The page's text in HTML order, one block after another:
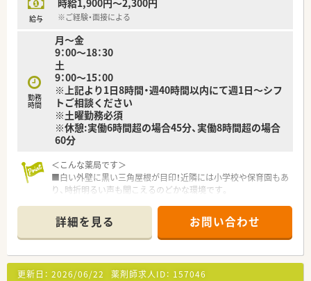
【こんな方にオススメ】
■病院薬剤師としてのキャリアをスタートさせたい未経験の方
■就業時間の相談が可能なため、仕事と私生活のバランスを重視
したい方に最適です。
■託児所が完備されているため、子育てと仕事を両立させながら
長く働きたいとお考えの方にぴったりです。
給与 ※ご経験・面接による
勤務
時間
月～金
9：00～18：30
土
9：00～15：00
※上記より1日8時間・週40時間以内にて週1日～シフ
トご相談ください
※土曜勤務必須
※休憩:実働6時間超の場合45分、実働8時間超の場合
60分
＜こんな薬局です＞
■白い外壁に黒い三角屋根が目印！近隣には小学校や保育園もあ
り、時折明るい声も聞こえるのどかな環境です。
■岡山県内で複数展開している為応援体制も整っています。子
育て中の方も歓迎！
＜業務内容＞
■処方箋による調剤業務、服薬指導、薬剤情報の提供など
詳細を見る お問い合わせ
更新日： 2026/06/22 薬剤師求人ID： 157046